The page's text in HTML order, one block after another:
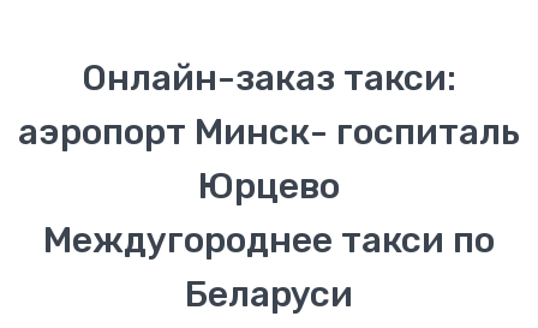
Онлайн-заказ такси:
аэропорт Минск- госпиталь
Юрцево
Междугороднее такси по
Беларуси